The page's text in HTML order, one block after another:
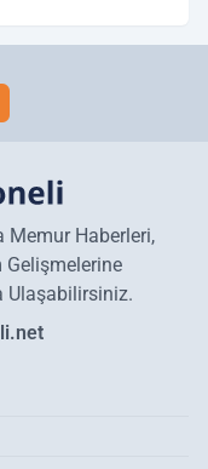
Memur Haberleri,
Gelişmelerine
Ulaşabilirsiniz.